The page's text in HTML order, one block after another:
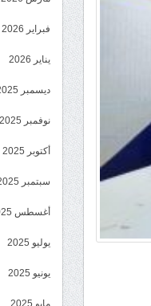
فبراير 2026
يناير 2026
ديسمبر 2025
نوفمبر 2025
أكتوبر 2025
سبتمبر 2025
أغسطس 2025
يوليو 2025
يونيو 2025
مايو 2025